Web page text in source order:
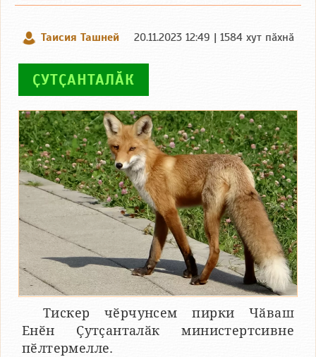
Таисия Ташней 20.11.2023 12:49 | 1584 хут пӑхнӑ
ҪУТҪАНТАЛӐК
Тискер чӗрчунсем пирки Чӑваш
Енӗн Ҫутҫанталӑк министертсивне
пӗлтермелле.